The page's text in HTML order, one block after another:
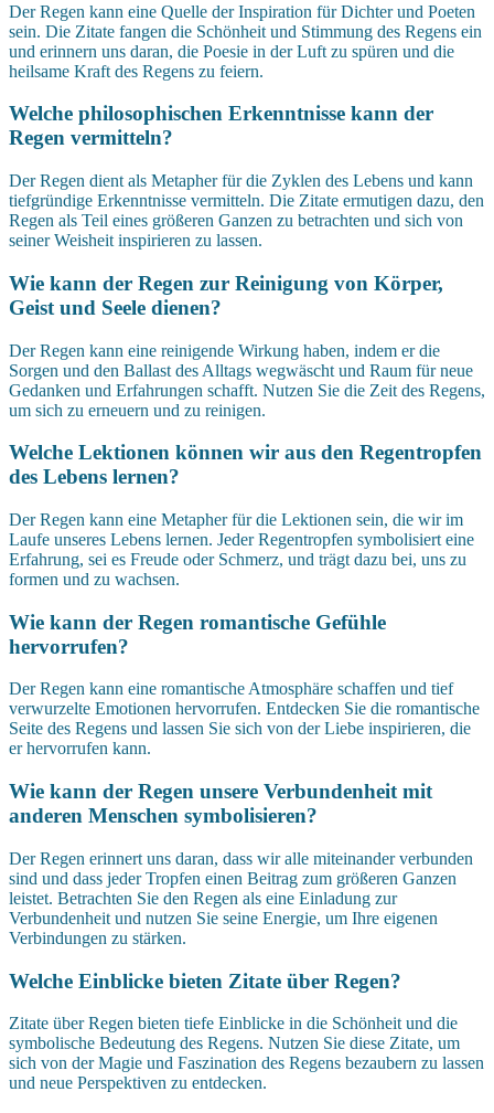
Der Regen kann eine Quelle der Inspiration für Dichter und Poeten
sein. Die Zitate fangen die Schönheit und Stimmung des Regens ein
und erinnern uns daran, die Poesie in der Luft zu spüren und die
heilsame Kraft des Regens zu feiern.
Welche philosophischen Erkenntnisse kann der
Regen vermitteln?
Der Regen dient als Metapher für die Zyklen des Lebens und kann
tiefgründige Erkenntnisse vermitteln. Die Zitate ermutigen dazu, den
Regen als Teil eines größeren Ganzen zu betrachten und sich von
seiner Weisheit inspirieren zu lassen.
Wie kann der Regen zur Reinigung von Körper,
Geist und Seele dienen?
Der Regen kann eine reinigende Wirkung haben, indem er die
Sorgen und den Ballast des Alltags wegwäscht und Raum für neue
Gedanken und Erfahrungen schafft. Nutzen Sie die Zeit des Regens,
um sich zu erneuern und zu reinigen.
Welche Lektionen können wir aus den Regentropfen
des Lebens lernen?
Der Regen kann eine Metapher für die Lektionen sein, die wir im
Laufe unseres Lebens lernen. Jeder Regentropfen symbolisiert eine
Erfahrung, sei es Freude oder Schmerz, und trägt dazu bei, uns zu
formen und zu wachsen.
Wie kann der Regen romantische Gefühle
hervorrufen?
Der Regen kann eine romantische Atmosphäre schaffen und tief
verwurzelte Emotionen hervorrufen. Entdecken Sie die romantische
Seite des Regens und lassen Sie sich von der Liebe inspirieren, die
er hervorrufen kann.
Wie kann der Regen unsere Verbundenheit mit
anderen Menschen symbolisieren?
Der Regen erinnert uns daran, dass wir alle miteinander verbunden
sind und dass jeder Tropfen einen Beitrag zum größeren Ganzen
leistet. Betrachten Sie den Regen als eine Einladung zur
Verbundenheit und nutzen Sie seine Energie, um Ihre eigenen
Verbindungen zu stärken.
Welche Einblicke bieten Zitate über Regen?
Zitate über Regen bieten tiefe Einblicke in die Schönheit und die
symbolische Bedeutung des Regens. Nutzen Sie diese Zitate, um
sich von der Magie und Faszination des Regens bezaubern zu lassen
und neue Perspektiven zu entdecken.